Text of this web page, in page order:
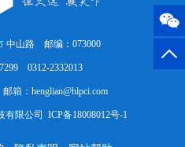
中山路 邮编：073000
0312-2332013
箱：henglian@hlpci.com
有限公司 ICP备18008012号-1